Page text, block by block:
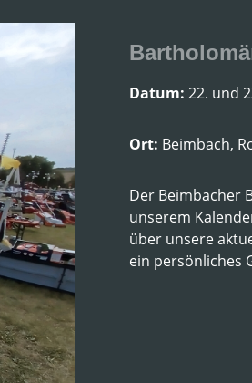
Datum: 22. und
Ort: Beimbach,
Der Beimbacher
unserem
über unsere
ein persönliches